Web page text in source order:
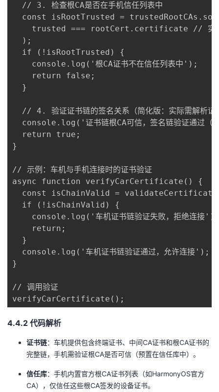
  // 3. 检查根CA是否在手机信任列表中
const isRootTrusted =
trusted === rootCert.certificate // 实际
  );
  if (!isRootTrusted) {
    console.log('根CA证书不在信任列表中');
    return false;
  }
// 4. 验证证书链的签名关系（简化版：实际需解析证
console.log('证书链根CA可信，签名链验证通过（
  return true;
}
// 示例：车机与手机连接时的证书验证
async function verifyCarCertificate() {
const isChainValid =
  if (!isChainValid) {
    console.log('车机证书链验证失败，拒绝连接');
    return;
  }
  console.log('车机证书链验证通过，允许连接');
}
// 调用验证
verifyCarCertificate();
​4.4.2 代码解析​
​证书链​​：车机提供包含终端证书、中间CA证书和根CA证书的
完整链，手机需验证根CA是否可信（预置在信任库中）。
​信任库​​：手机内置官方根CA证书列表（如HarmonyOS官方
CA），仅信任这些根CA签发的设备证书。